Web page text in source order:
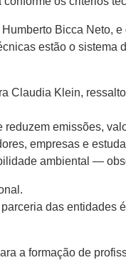
Bicca Neto,
estão o sistema
Claudia Klein,
emissões,
empresas e
ambiental —
das entidades
a formação de